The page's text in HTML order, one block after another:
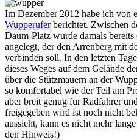
Im Dezember 2012 habe ich von
Wupperuferberichtet. Zwischen
Daum-Platz wurde damals
angelegt, der den Arrenberg mit
verbinden soll. In den letzten
dieses Weges auf dem Gelände
über die Stützmauern an der
so komfortabel wie der Teil am
aber breit genug für Radfahrer
freigegeben wird ist noch nicht
aussieht, kann es nicht mehr
den Hinweis!)